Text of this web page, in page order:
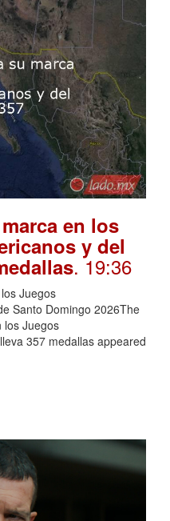
en los
y del
. 19:36
Juegos
Santo Domingo 2026The
los Juegos
357 medallas appeared